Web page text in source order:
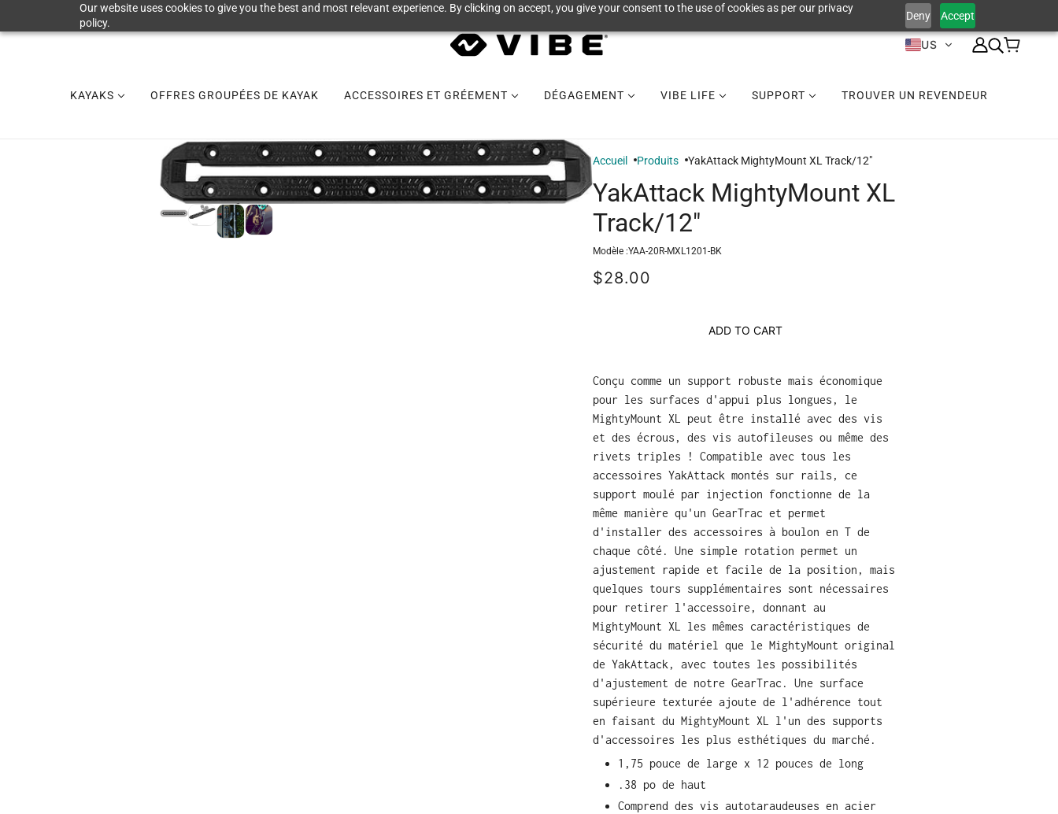
Our website uses cookies to give you the best and most relevant experience. By clicking on accept, you give your consent to the use of cookies as per our privacy
policy.
Deny Accept
US
KAYAKS OFFRES GROUPÉES DE KAYAK ACCESSOIRES ET GRÉEMENT DÉGAGEMENT VIBE LIFE SUPPORT TROUVER UN REVENDEUR
Accueil Produits YakAttack MightyMount XL Track/12"
YakAttack MightyMount XL
Track/12"
Modèle :YAA-20R-MXL1201-BK
$28.00
ADD TO CART
Conçu comme un support robuste mais économique
pour les surfaces d'appui plus longues, le
MightyMount XL peut être installé avec des vis
et des écrous, des vis autofileuses ou même des
rivets triples ! Compatible avec tous les
accessoires YakAttack montés sur rails, ce
support moulé par injection fonctionne de la
même manière qu'un GearTrac et permet
d'installer des accessoires à boulon en T de
chaque côté. Une simple rotation permet un
ajustement rapide et facile de la position, mais
quelques tours supplémentaires sont nécessaires
pour retirer l'accessoire, donnant au
MightyMount XL les mêmes caractéristiques de
sécurité du matériel que le MightyMount original
de YakAttack, avec toutes les possibilités
d'ajustement de notre GearTrac. Une surface
supérieure texturée ajoute de l'adhérence tout
en faisant du MightyMount XL l'un des supports
d'accessoires les plus esthétiques du marché.
1,75 pouce de large x 12 pouces de long
.38 po de haut
Comprend des vis autotaraudeuses en acier